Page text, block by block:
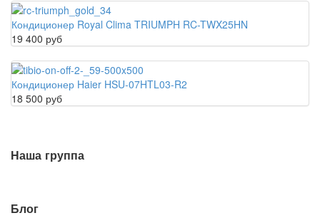
Кондиционер Royal Clima TRIUMPH RC-TWX25HN
19 400 руб
Кондиционер Haier HSU-07HTL03-R2
18 500 руб
Наша группа
Блог